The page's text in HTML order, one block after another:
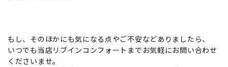
もし、そのほかにも気になる点やご不安などありましたら、
いつでも当店リブインコンフォートまでお気軽にお問い合わせ
くださいませ。